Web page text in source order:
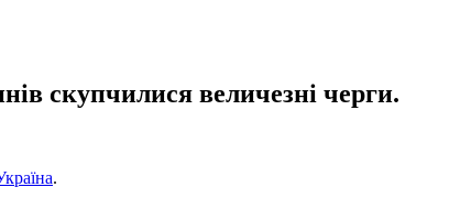
скупчилися величезні черги.
.